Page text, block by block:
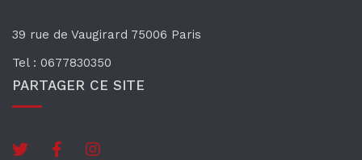
39 rue de Vaugirard 75006 Paris
Tel : 0677830350
PARTAGER CE SITE